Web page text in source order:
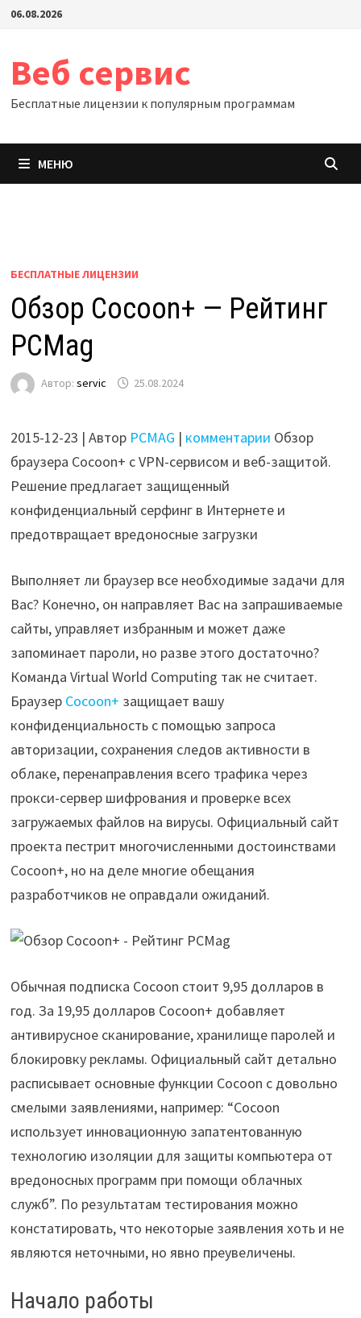
Перейти
содержимому
06.08.2026
Веб сервис
Бесплатные лицензии к популярным программам
МЕНЮ
БЕСПЛАТНЫЕ ЛИЦЕНЗИИ
Обзор Cocoon+ — Рейтинг
PCMag
Автор: servic 25.08.2024
2015-12-23 | Автор PCMAG | комментарии Обзор
браузера Cocoon+ с VPN-сервисом и веб-защитой.
Решение предлагает защищенный
конфиденциальный серфинг в Интернете и
предотвращает вредоносные загрузки
Выполняет ли браузер все необходимые задачи для
Вас? Конечно, он направляет Вас на запрашиваемые
сайты, управляет избранным и может даже
запоминает пароли, но разве этого достаточно?
Команда Virtual World Computing так не считает.
Браузер Cocoon+ защищает вашу
конфиденциальность с помощью запроса
авторизации, сохранения следов активности в
облаке, перенаправления всего трафика через
прокси-сервер шифрования и проверке всех
загружаемых файлов на вирусы. Официальный сайт
проекта пестрит многочисленными достоинствами
Cocoon+, но на деле многие обещания
разработчиков не оправдали ожиданий.
Обычная подписка Cocoon стоит 9,95 долларов в
год. За 19,95 долларов Cocoon+ добавляет
антивирусное сканирование, хранилище паролей и
блокировку рекламы. Официальный сайт детально
расписывает основные функции Cocoon с довольно
смелыми заявлениями, например: “Cocoon
использует инновационную запатентованную
технологию изоляции для защиты компьютера от
вредоносных программ при помощи облачных
служб”. По результатам тестирования можно
констатировать, что некоторые заявления хоть и не
являются неточными, но явно преувеличены.
Начало работы